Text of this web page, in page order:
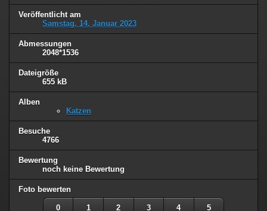
Veröffentlicht am
Samstag, 14. Januar 2023
Abmessungen
2048*1536
Dateigröße
655 kB
Alben
Katzen
Besuche
4766
Bewertung
noch keine Bewertung
Foto bewerten
0 1 2 3 4 5